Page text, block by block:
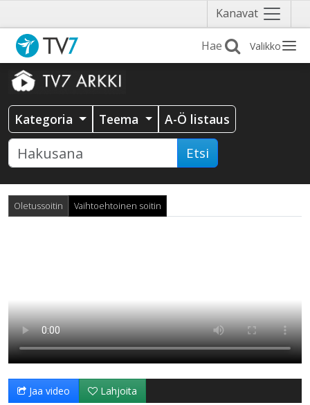
Kanavat Näytä
valikko
Valikko
Kategoria Teema A-Ö listaus
Etsi
Oletussoitin Vaihtoehtoinen soitin
Jaa video Lahjoita